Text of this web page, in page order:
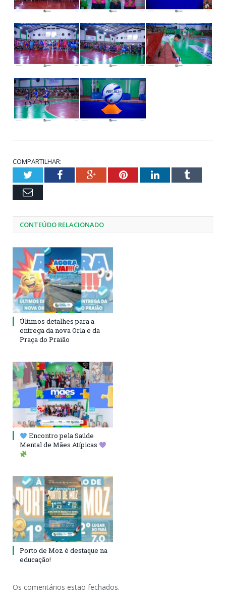
COMPARTILHAR:
TwitterFacebookGoogle+PinterestLinkedInTumblr
Email
CONTEÚDO RELACIONADO
Últimos detalhes para a
entrega da nova Orla e da
Praça do Praião
Encontro pela Saúde
Mental de Mães Atípicas
Porto de Moz é destaque na
educação!
Os comentários estão fechados.